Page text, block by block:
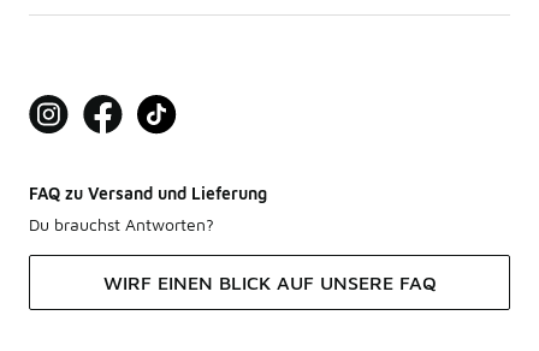
FAQ zu Versand und Lieferung
Du brauchst Antworten?
WIRF EINEN BLICK AUF UNSERE FAQ